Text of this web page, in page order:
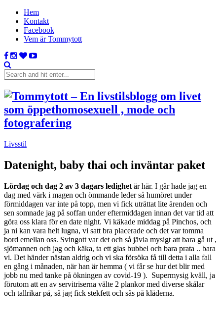
Hem
Kontakt
Facebook
Vem är Tommytott
Livsstil
Datenight, baby thai och inväntar paket
Lördag och dag 2 av 3 dagars ledighet är här. I går hade jag en
dag med värk i magen och ömmande leder så humöret under
förmiddagen var inte på topp, men vi fick uträttat lite ärenden och
sen somnade jag på soffan under eftermiddagen innan det var tid att
göra oss klara för en date night. Vi käkade middag på Pinchos, och
ja ni kan vara helt lugna, vi satt bra placerade och det var tomma
bord emellan oss. Svingott var det och så jävla mysigt att bara gå ut ,
sjömannen och jag och käka, ta ett glas bubbel och bara prata .. bara
vi. Det händer nästan aldrig och vi ska försöka få till detta i alla fall
en gång i månaden, när han är hemma ( vi får se hur det blir med
jobb nu med tanke på ökningen av covid-19 ). Supermysig kväll, ja
förutom att en av servitriserna välte 2 plankor med diverse skålar
och tallrikar på, så jag fick stekfett och sås på kläderna.